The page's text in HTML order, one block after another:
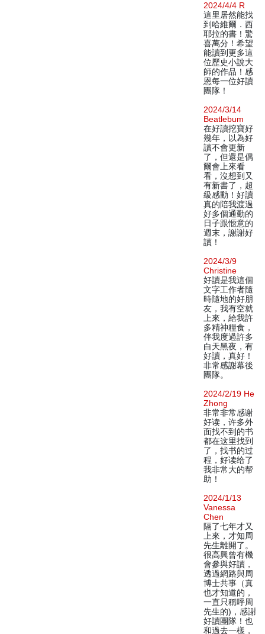
2024/4/4 R
這里居然能找
到哈維爾．西
耶拉的書！驚
喜萬分！希望
能讀到更多這
位歷史小說大
師的作品！感
恩每一位好讀
團隊！
2024/3/14
Beatlebum
在好讀挖寶好
幾年，以為好
讀不會更新
了，但還是偶
爾會上來看
看，沒想到又
有新書了，超
級感動！好讀
真的陪我渡過
好多個通勤的
日子跟愜意的
週末，謝謝好
讀！
2024/3/9
Christine
好讀是我這個
文字工作者隨
時隨地的好朋
友，我有空就
上來，給我許
多精神糧食，
伴我度過許多
白天黑夜，有
好讀，真好！
非常感謝幕後
團隊。
2024/2/19 He
Zhong
非常非常感谢
好读，许多外
面找不到的书
都在这里找到
了，找书的过
程，好读给了
我非常大的帮
助！
2024/1/13
Vanessa
Chen
隔了七年才又
上來，才知周
先生離開了。
很高興曾有機
會參與好讀，
透過網路與周
博士共事（真
也才知道的，
一直只稱呼周
先生的)，感謝
好讀團隊！也
和過去一樣，